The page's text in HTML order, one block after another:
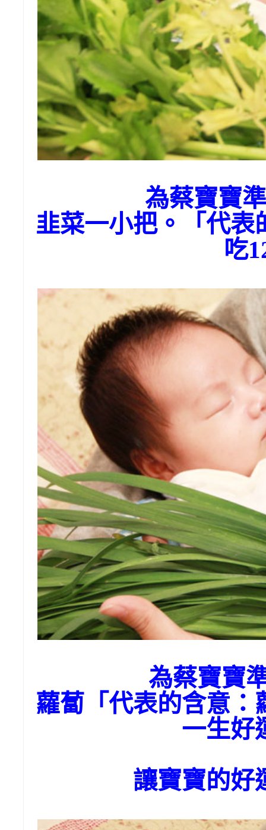
為蔡寶寶
韭菜一小把。「代表
吃
為蔡寶寶
蘿蔔「代表的含意：
一生好
讓寶寶的好